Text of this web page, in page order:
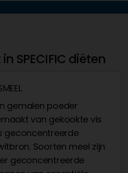
SPECIFIC diëten
gemalen poeder
van gekookte vis
geconcentreerde
Soorten meel zijn
geconcentreerde